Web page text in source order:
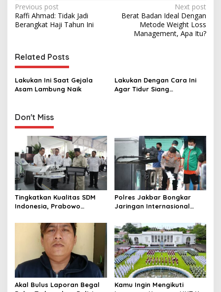
P
o
t
n
a
v
g
a
t
i
o
n
Previous post
Raffi Ahmad: Tidak Jadi
Berangkat Haji Tahun Ini
Next post
Berat Badan Ideal Dengan
Metode Weight Loss
Management, Apa Itu?
Related Posts
Lakukan Ini Saat Gejala
Asam Lambung Naik
Lakukan Dengan Cara Ini
Agar Tidur Siang
Don't Miss
Tingkatkan Kualitas SDM
Indonesia, Prabowo
hingga Undang Universitas
Terbaik Dunia
Polres Jakbar Bongkar
Jaringan Internasional
Narkoba, 7 Tersangka
Diringkus dan Barang Bukti
1,1 Ton Rp119 Miliar
Dimusnahkan
Akal Bulus Laporan Begal
Kamu Ingin Mengikuti